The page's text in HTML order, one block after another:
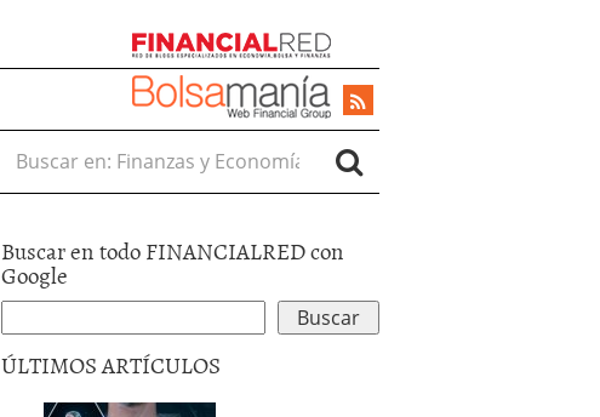
Buscar en:
Buscar en todo FINANCIALRED con
Google
ÚLTIMOS ARTÍCULOS